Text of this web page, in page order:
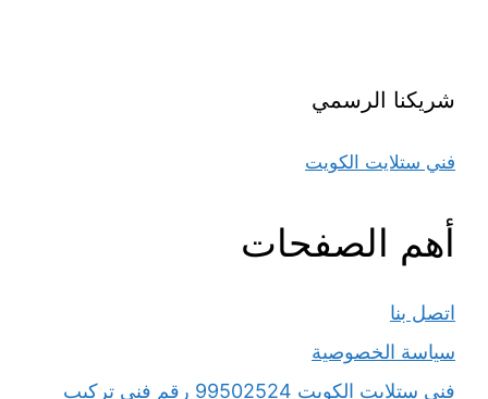
شريكنا الرسمي
فني ستلايت الكويت
أهم الصفحات
اتصل بنا
سياسة الخصوصية
فني ستلايت الكويت 99502524 رقم فني تركيب